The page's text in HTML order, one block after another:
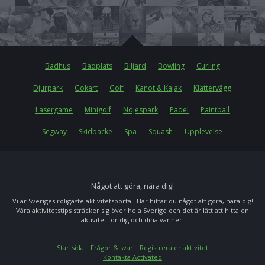
Badhus Badplats Biljard Bowling Curling
Djurpark Gokart Golf Kanot & Kajak Klättervägg
Lasergame Minigolf Nöjespark Padel Paintball
Segway Skidbacke Spa Squash Upplevelse
Något att göra, nära dig!
Vi är Sveriges roligaste aktivitetsportal. Här hittar du något att göra, nära dig!
Våra aktivitetstips sträcker sig över hela Sverige och det är lätt att hitta en
aktivitet för dig och dina vänner.
Startsida Frågor & svar
Registrera er aktivitet
Kontakta Activated